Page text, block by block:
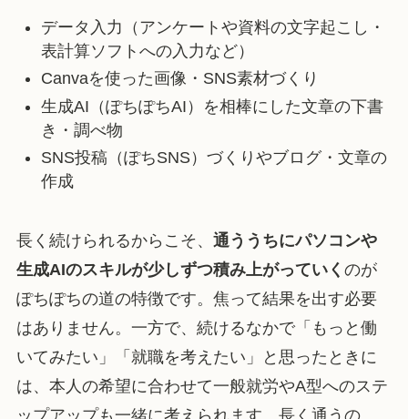
データ入力（アンケートや資料の文字起こし・
表計算ソフトへの入力など）
Canvaを使った画像・SNS素材づくり
生成AI（ぽちぽちAI）を相棒にした文章の下書
き・調べ物
SNS投稿（ぽちSNS）づくりやブログ・文章の
作成
長く続けられるからこそ、 通ううちにパソコンや
生成AIのスキルが少しずつ積み上がっていく のが
ぽちぽちの道の特徴です。焦って結果を出す必要
はありません。一方で、続けるなかで「もっと働
いてみたい」「就職を考えたい」と思ったときに
は、本人の希望に合わせて一般就労やA型へのステ
ップアップも一緒に考えられます。長く通うの